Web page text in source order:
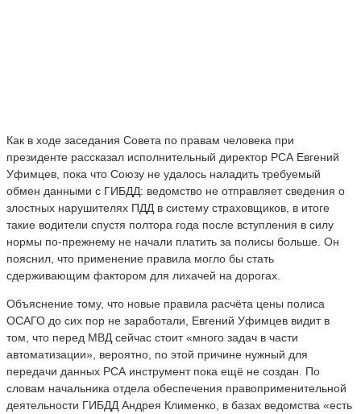
Как в ходе заседания Совета по правам человека при
президенте рассказал исполнительный директор РСА Евгений
Уфимцев, пока что Союзу не удалось наладить требуемый
обмен данными с ГИБДД: ведомство не отправляет сведения о
злостных нарушителях ПДД в систему страховщиков, в итоге
такие водители спустя полтора года после вступления в силу
нормы по-прежнему не начали платить за полисы больше. Он
пояснил, что применение правила могло бы стать
сдерживающим фактором для лихачей на дорогах.
Объяснение тому, что новые правила расчёта цены полиса
ОСАГО до сих пор не заработали, Евгений Уфимцев видит в
том, что перед МВД сейчас стоит «много задач в части
автоматизации», вероятно, по этой причине нужный для
передачи данных РСА инструмент пока ещё не создан. По
словам начальника отдела обеспечения правоприменительной
деятельности ГИБДД Андрея Клименко, в базах ведомства «есть